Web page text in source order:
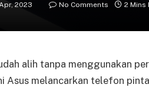
2023 No Comments 2 Mins
alih tanpa menggunakan
Asus melancarkan telefon